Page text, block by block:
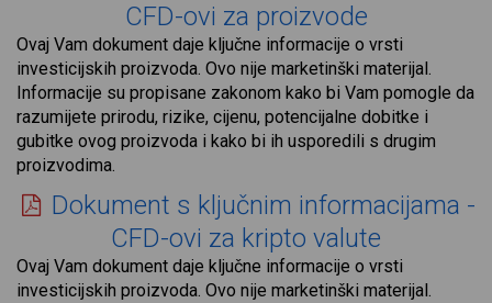
CFD-ovi za proizvode
Ovaj Vam dokument daje ključne informacije o vrsti
investicijskih proizvoda. Ovo nije marketinški materijal.
Informacije su propisane zakonom kako bi Vam pomogle da
razumijete prirodu, rizike, cijenu, potencijalne dobitke i
gubitke ovog proizvoda i kako bi ih usporedili s drugim
proizvodima.
Dokument s ključnim informacijama -
CFD-ovi za kripto valute
Ovaj Vam dokument daje ključne informacije o vrsti
investicijskih proizvoda. Ovo nije marketinški materijal.